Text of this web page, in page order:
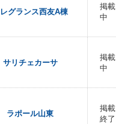
グランス西友A棟
掲載
中
サリチェカーサ
掲載
中
ラポール山東
掲載
終了